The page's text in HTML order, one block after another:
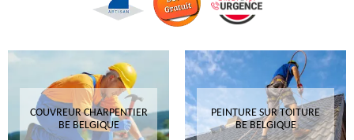
COUVREUR CHARPENTIER
BE BELGIQUE
PEINTURE SUR TOITURE
BE BELGIQUE